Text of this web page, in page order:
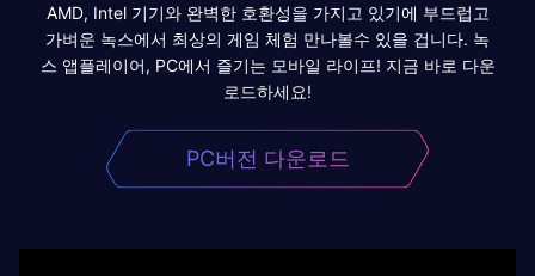
AMD, Intel 기기와 완벽한 호환성을 가지고 있기에 부드럽고
가벼운 녹스에서 최상의 게임 체험 만나볼수 있을 겁니다. 녹
스 앱플레이어, PC에서 즐기는 모바일 라이프! 지금 바로 다운
로드하세요!
PC버전 다운로드